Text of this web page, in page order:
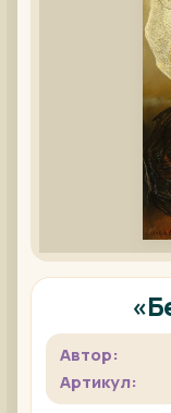
Автор:
Артикул: